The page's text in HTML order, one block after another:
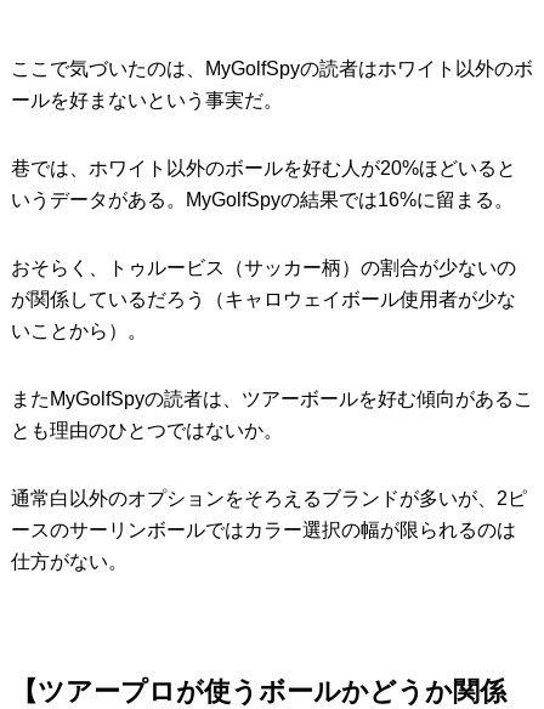
ここで気づいたのは、MyGolfSpyの読者はホワイト以外のボ
ールを好まないという事実だ。
巷では、ホワイト以外のボールを好む人が20%ほどいると
いうデータがある。MyGolfSpyの結果では16%に留まる。
おそらく、トゥルービス（サッカー柄）の割合が少ないの
が関係しているだろう（キャロウェイボール使用者が少な
いことから）。
またMyGolfSpyの読者は、ツアーボールを好む傾向があるこ
とも理由のひとつではないか。
通常白以外のオプションをそろえるブランドが多いが、2ピ
ースのサーリンボールではカラー選択の幅が限られるのは
仕方がない。
【ツアープロが使うボールかどうか関係